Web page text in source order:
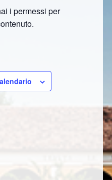
i permessi per